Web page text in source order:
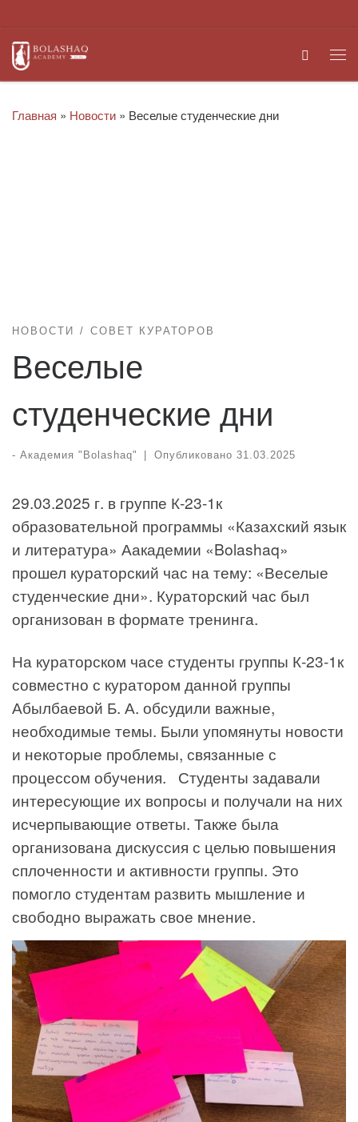
Search
Главная » Новости » Веселые студенческие дни
НОВОСТИ СОВЕТ КУРАТОРОВ
Веселые
студенческие дни
- Академия "Bolashaq" | Опубликовано 31.03.2025
29.03.2025 г. в группе К-23-1к
образовательной программы «Казахский язык
и литература» Аакадемии «Bolashaq»
прошел кураторский час на тему: «Веселые
студенческие дни». Кураторский час был
организован в формате тренинга.
На кураторском часе студенты группы К-23-1к
совместно с куратором данной группы
Абылбаевой Б. А. обсудили важные,
необходимые темы. Были упомянуты новости
и некоторые проблемы, связанные с
процессом обучения. Студенты задавали
интересующие их вопросы и получали на них
исчерпывающие ответы. Также была
организована дискуссия с целью повышения
сплоченности и активности группы. Это
помогло студентам развить мышление и
свободно выражать свое мнение.